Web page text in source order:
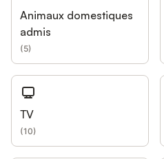
Animaux domestiques
admis
(5)
TV
(10)